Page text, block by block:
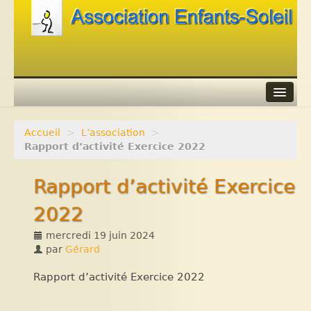
Agenda
Contacts
Accueil > L’association
>
Rapport d’activité Exercice 2022
Rapport d’activité Exercice
2022
mercredi 19 juin 2024
par Gérard
Rapport d’activité Exercice 2022